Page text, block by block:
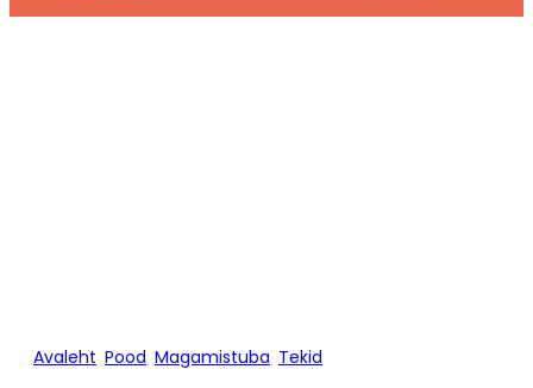
Avaleht Pood Magamistuba Tekid